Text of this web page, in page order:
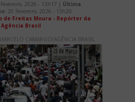
2026 - 13h17 | Última
20 Fevereiro, 2026 - 13h20
de Freitas Moura - Repórter da
Agência Brasil
MARCELO CAMARGO/AGÊNCIA BRASIL